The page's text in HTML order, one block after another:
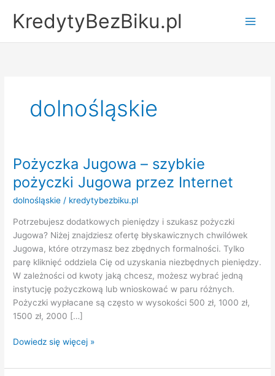
KredytyBezBiku.pl
dolnośląskie
Pożyczka Jugowa – szybkie
pożyczki Jugowa przez Internet
dolnośląskie / kredytybezbiku.pl
Potrzebujesz dodatkowych pieniędzy i szukasz pożyczki
Jugowa? Niżej znajdziesz ofertę błyskawicznych chwilówek
Jugowa, które otrzymasz bez zbędnych formalności. Tylko
parę kliknięć oddziela Cię od uzyskania niezbędnych pieniędzy.
W zależności od kwoty jaką chcesz, możesz wybrać jedną
instytucję pożyczkową lub wnioskować w paru różnych.
Pożyczki wypłacane są często w wysokości 500 zł, 1000 zł,
1500 zł, 2000 […]
Pożyczka
–
Dowiedz się więcej »